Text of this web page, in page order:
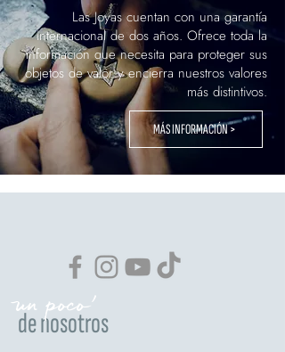
Las Joyas cuentan con una garantía
internacional de dos años. Ofrece toda la
información que necesita para proteger sus
objetos de valor y encierra nuestros valores
más distintivos.
MÁS INFORMACIÓN >
de nosotros
un poco'